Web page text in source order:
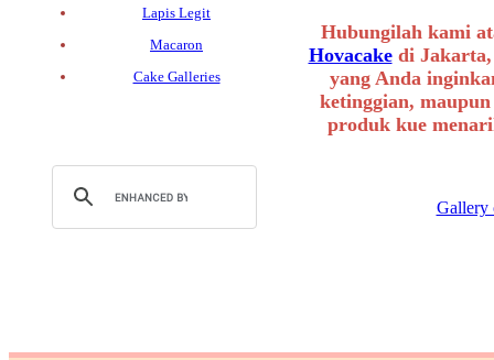
Lapis Legit
Macaron
Cake Galleries
Hubungilah kami
Hovacakedi Jakarta,
yang Anda
ketinggian,
produk kue
Gallery